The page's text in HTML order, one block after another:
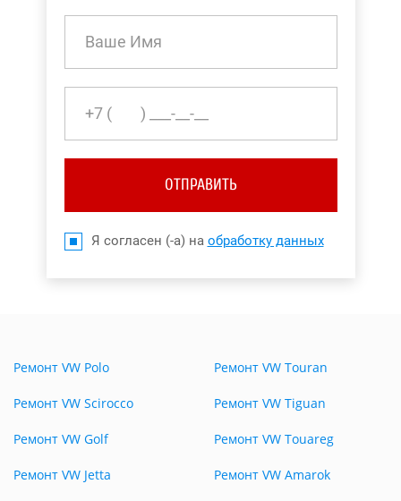
ОТПРАВИТЬ
Я согласен (-а) на обработку данных
Ремонт VW Polo
Ремонт VW Scirocco
Ремонт VW Golf
Ремонт VW Jetta
Ремонт VW Touran
Ремонт VW Tiguan
Ремонт VW Touareg
Ремонт VW Amarok